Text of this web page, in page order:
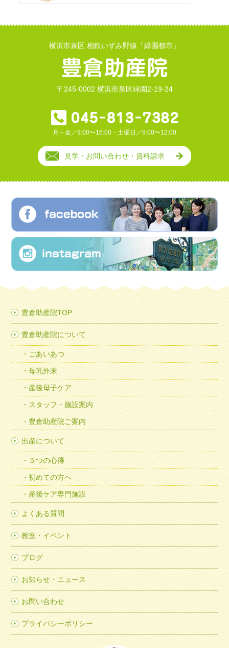
横浜市泉区 相鉄いずみ野線「緑園都市」
〒245-0002 横浜市泉区緑園2-19-24
月～金／9:00〜16:00・土曜日／9:00〜12:00
見学・お問い合わせ・資料請求
豊倉助産院TOP
豊倉助産院について
ごあいあつ
母乳外来
産後母子ケア
スタッフ・施設案内
豊倉助産院ご案内
出産について
５つの心得
初めての方へ
産後ケア専門施設
よくある質問
教室・イベント
ブログ
お知らせ・ニュース
お問い合わせ
プライバシーポリシー